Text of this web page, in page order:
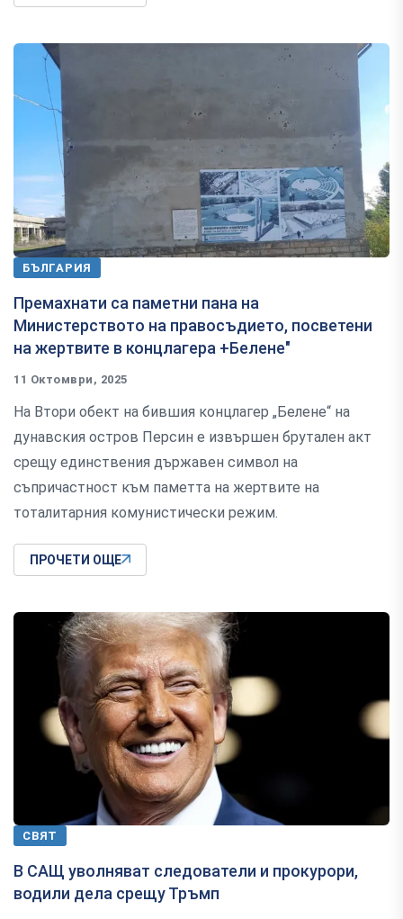
БЪЛГАРИЯ
Премахнати са паметни пана на
Министерството на правосъдието, посветени
на жертвите в концлагера +Белене"
11 Октомври, 2025
На Втори обект на бившия концлагер „Белене“ на
дунавския остров Персин е извършен брутален акт
срещу единствения държавен символ на
съпричастност към паметта на жертвите на
тоталитарния комунистически режим.
ПРОЧЕТИ ОЩЕ
СВЯТ
В САЩ уволняват следователи и прокурори,
водили дела срещу Тръмп